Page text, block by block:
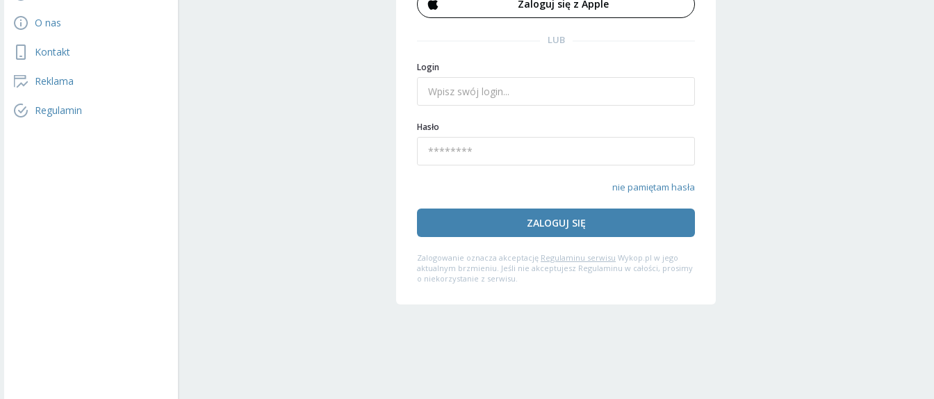
O nas
Kontakt
Reklama
Regulamin
Zaloguj się z Apple
LUB
Login
Hasło
nie pamiętam hasła
ZALOGUJ SIĘ
Zalogowanie oznacza akceptację Regulaminu serwisu Wykop.pl w jego
aktualnym brzmieniu. Jeśli nie akceptujesz Regulaminu w całości, prosimy
o niekorzystanie z serwisu.